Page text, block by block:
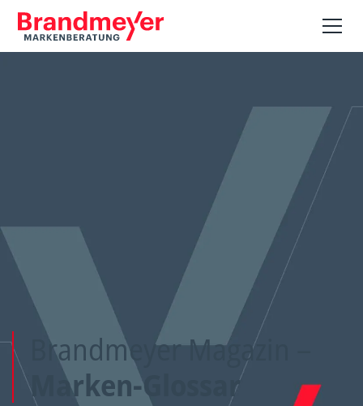
Brandmeyer Magazin –
Marken-Glossar